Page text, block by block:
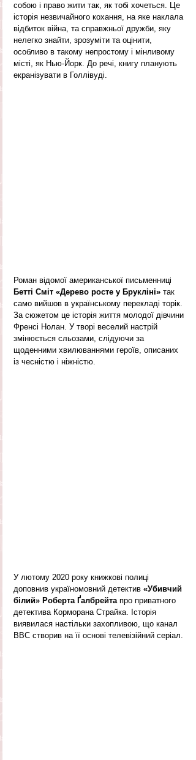
собою і право жити так, як тобі хочеться. Це
історія незвичайного кохання, на яке наклала
відбиток війна, та справжньої дружби, яку
нелегко знайти, зрозуміти та оцінити,
особливо в такому непростому і мінливому
місті, як Нью-Йорк. До речі, книгу планують
екранізувати в Голлівуді.
Роман відомої американської письменниці
Бетті Сміт «Дерево росте у Брукліні» так
само вийшов в українському перекладі торік.
За сюжетом це історія життя молодої дівчини
Френсі Нолан. У творі веселий настрій
змінюється сльозами, слідуючи за
щоденними хвилюваннями героїв, описаних
із чесністю і ніжністю.
У лютому 2020 року книжкові полиці
доповнив україномовний детектив «Убивчий
білий» Роберта Ґалбрейта про приватного
детектива Корморана Страйка. Історія
виявилася настільки захопливою, що канал
ВВС створив на її основі телевізійний серіал.